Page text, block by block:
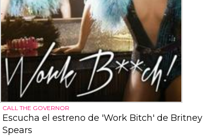
CALL THE GOVERNOR
Escucha el estreno de 'Work Bitch' de Britney
Spears